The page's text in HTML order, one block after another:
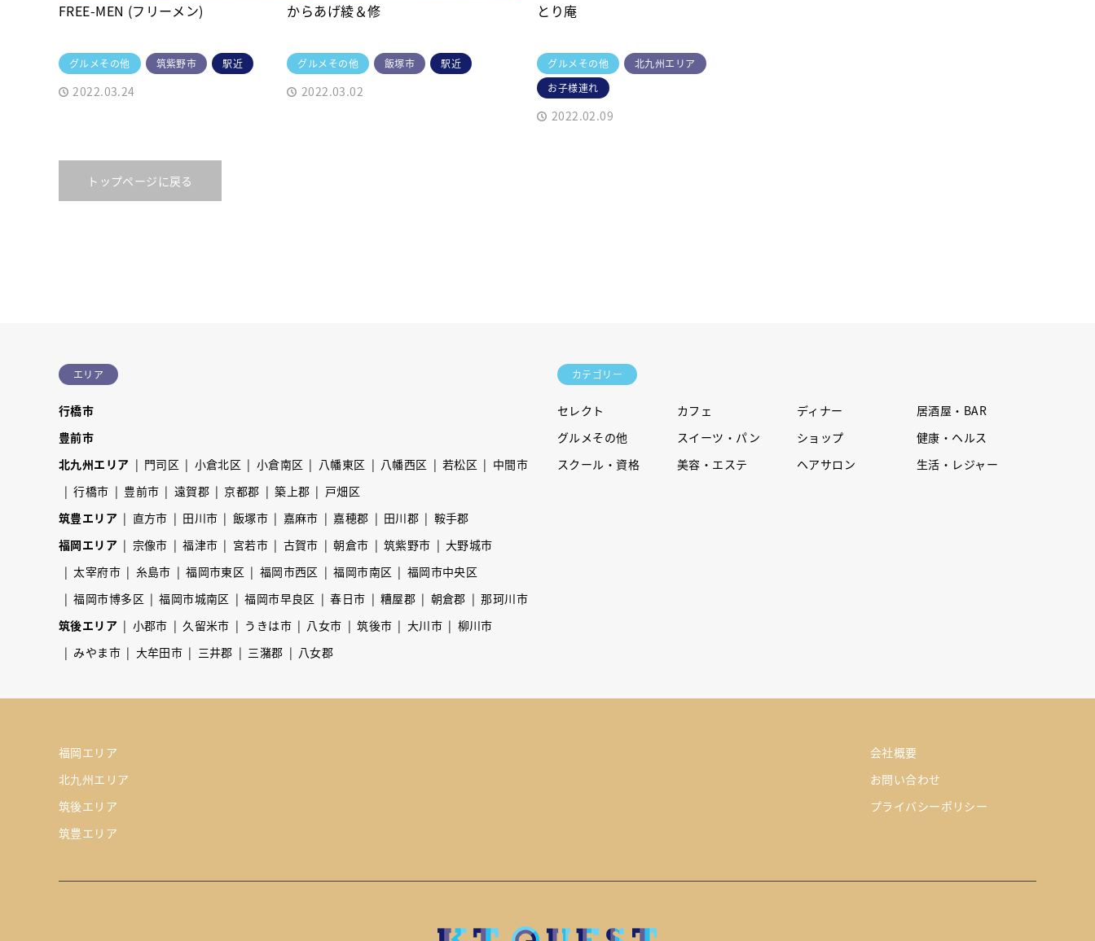
FREE-MEN (フリーメン)
グルメその他 筑紫野市 駅近
2022.03.24
からあげ綾＆修
グルメその他 飯塚市 駅近
2022.03.02
とり庵
グルメその他
北九州エリア
お子様連れ
2022.02.09
トップページに戻る
エリア
行橋市
豊前市
北九州エリア
門司区 小倉北区 小倉南区 八幡東区 八幡西区 若松区
中間市
行橋市
豊前市 遠賀郡 京都郡 築上郡
戸畑区
筑豊エリア
直方市 田川市 飯塚市 嘉麻市 嘉穂郡 田川郡
鞍手郡
福岡エリア
宗像市 福津市 宮若市 古賀市 朝倉市 筑紫野市
大野城市
太宰府市
糸島市 福岡市東区 福岡市西区 福岡市南区
福岡市中央区
福岡市博多区
福岡市城南区 福岡市早良区 春日市 糟屋郡 朝倉郡
那珂川市
筑後エリア
小郡市 久留米市 うきは市 八女市 筑後市 大川市
柳川市
みやま市
大牟田市 三井郡 三潴郡 八女郡
カテゴリー
セレクト カフェ ディナー
居酒屋・BAR
グルメその他
スイーツ・パン ショップ
健康・ヘルス
スクール・資格
美容・エステ ヘアサロン 生活・レジャー
福岡エリア
北九州エリア
筑後エリア
筑豊エリア
会社概要
お問い合わせ
プライバシーポリシー